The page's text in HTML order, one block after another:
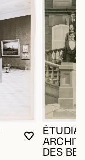
VOUS
FERMER
OUVRIR LA
DES